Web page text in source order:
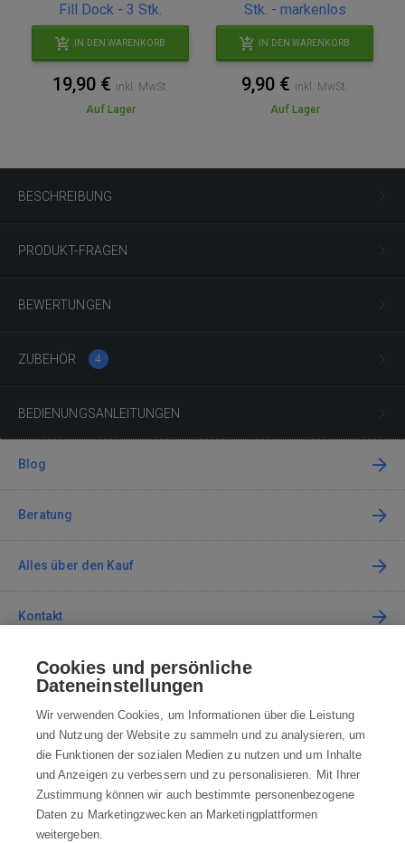
BESCHREIBUNG
PRODUKT-FRAGEN
BEWERTUNGEN
ZUBEHÖR 4
BEDIENUNGSANLEITUNGEN
Fill Dock - 3 Stk.
IN DEN WARENKORB
19,90 € inkl. MwSt.
Auf Lager
Stk. - markenlos
IN DEN WARENKORB
9,90 € inkl. MwSt.
Auf Lager
Blog
Beratung
Alles über den Kauf
Kontakt
Kontaktieren Sie uns
info@robotworld.de
+49 25 197 159 962 Mo-Fr 8:00—16:00 Uhr
ALLE KONTAKTE
Cookies und persönliche
Dateneinstellungen
Wir verwenden Cookies, um Informationen über die Leistung
und Nutzung der Website zu sammeln und zu analysieren, um
die Funktionen der sozialen Medien zu nutzen und um Inhalte
und Anzeigen zu verbessern und zu personalisieren. Mit Ihrer
Zustimmung können wir auch bestimmte personenbezogene
Daten zu Marketingzwecken an Marketingplattformen
weitergeben.